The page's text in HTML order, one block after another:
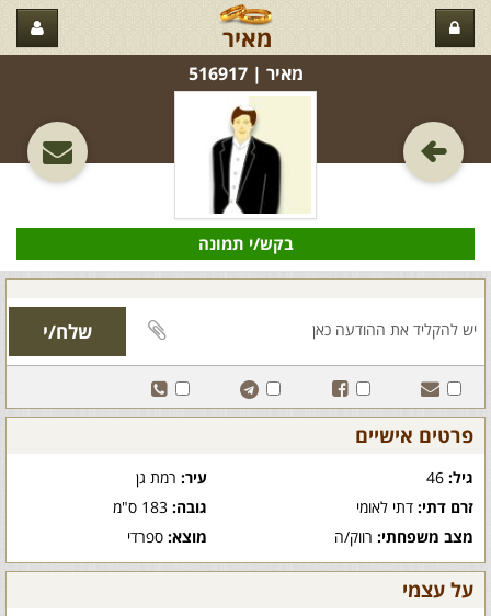
מאיר
מאיר‏ | 516917
בקש/י תמונה
פרטים אישיים
גיל: עיר:רמת גן
זרם דתי: דתי לאומי גובה:183 ס"מ
מצב משפחתי: רווק/ה מוצא:ספרדי
על עצמי